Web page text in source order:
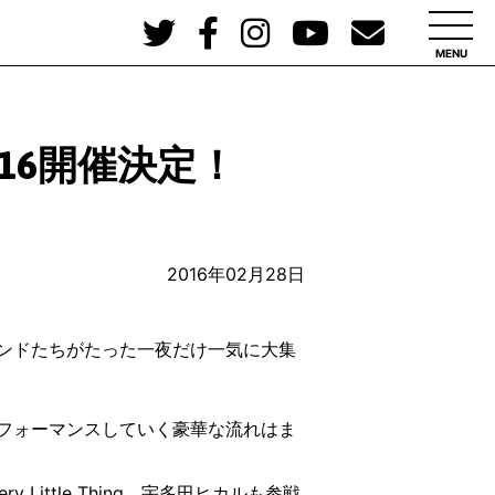
MENU
開催決定！
2016年02月28日
ドたちがたった一夜だけ一気に大集
ーマンスしていく豪華な流れはま